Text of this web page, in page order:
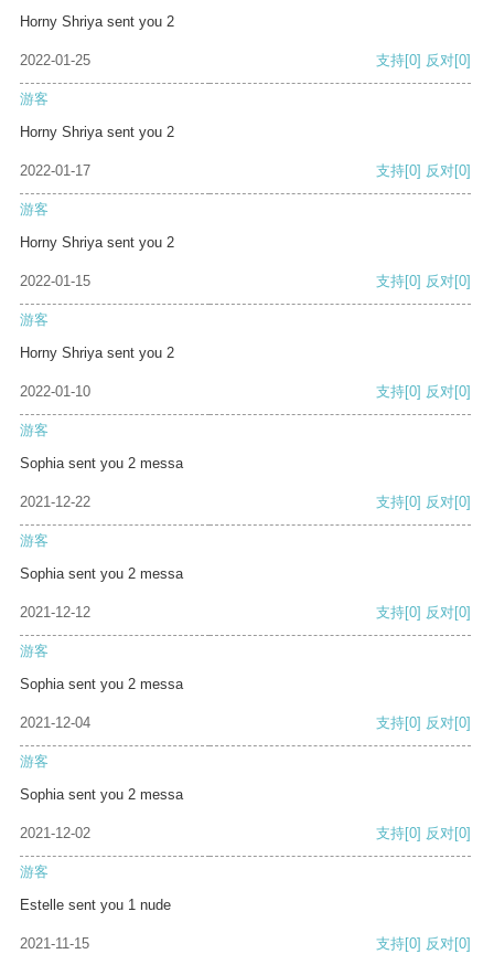
Horny Shriya sent you 2
2022-01-25 支持[0] 反对[0]
游客
Horny Shriya sent you 2
2022-01-17 支持[0] 反对[0]
游客
Horny Shriya sent you 2
2022-01-15 支持[0] 反对[0]
游客
Horny Shriya sent you 2
2022-01-10 支持[0] 反对[0]
游客
Sophia sent you 2 messa
2021-12-22 支持[0] 反对[0]
游客
Sophia sent you 2 messa
2021-12-12 支持[0] 反对[0]
游客
Sophia sent you 2 messa
2021-12-04 支持[0] 反对[0]
游客
Sophia sent you 2 messa
2021-12-02 支持[0] 反对[0]
游客
Estelle sent you 1 nude
2021-11-15 支持[0] 反对[0]